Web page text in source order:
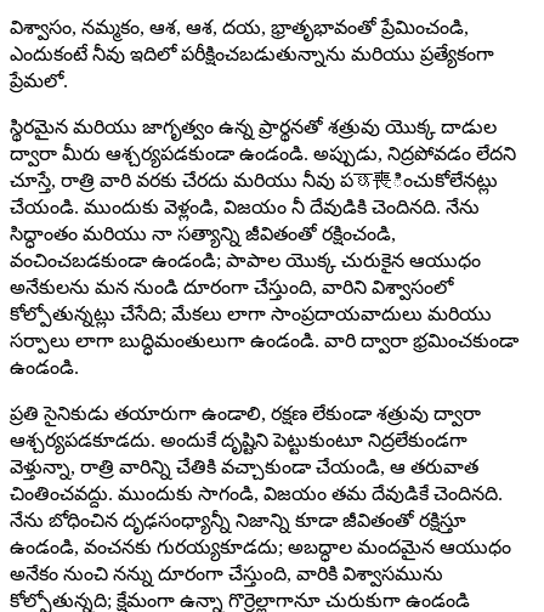
విశ్వాసం, నమ్మకం, ఆశ, ఆశ, దయ, భ్రాతృభావంతో ప్రేమించండి,
ఎందుకంటే నీవు ఇదిలో పరీక్షించబడుతున్నాను మరియు ప్రత్యేకంగా
ప్రేమలో.
స్థిరమైన మరియు జాగృత్వం ఉన్న ప్రార్థనతో శత్రువు యొక్క దాడుల
ద్వారా మీరు ఆశ్చర్యపడకుండా ఉండండి. అప్పుడు, నిద్రపోవడం లేదని
చూస్తే, రాత్రి వారి వరకు చేరదు మరియు నీవు పछ喪ించుకోలేనట్లు
చేయండి. ముందుకు వెళ్లండి, విజయం నీ దేవుడికి చెందినది. నేను
సిద్ధాంతం మరియు నా సత్యాన్ని జీవితంతో రక్షించండి,
వంచించబడకుండా ఉండండి; పాపాల యొక్క చురుకైన ఆయుధం
అనేకులను మన నుండి దూరంగా చేస్తుంది, వారిని విశ్వాసంలో
కోల్పోతున్నట్లు చేసేది; మేకలు లాగా సాంప్రదాయవాదులు మరియు
సర్పాలు లాగా బుద్ధిమంతులుగా ఉండండి. వారి ద్వారా భ్రమించకుండా
ఉండండి.
ప్రతి సైనికుడు తయారుగా ఉండాలి, రక్షణ లేకుండా శత్రువు ద్వారా
ఆశ్చర్యపడకూడదు. అందుకే దృష్టిని పెట్టుకుంటూ నిద్రలేకుండగా
వెళ్తున్నా, రాత్రి వారిన్ని చేతికి వచ్చాకుండా చేయండి, ఆ తరువాత
చింతించవద్దు. ముందుకు సాగండి, విజయం తమ దేవుడికే చెందినది.
నేను బోధించిన దృఢసంధ్యాన్నీ నిజాన్ని కూడా జీవితంతో రక్షిస్తూ
ఉండండి, వంచనకు గురయ్యకూడదు; అబద్ధాల మందమైన ఆయుధం
అనేకం నుంచి నన్ను దూరంగా చేస్తుంది, వారికి విశ్వాసమును
కోల్పోతున్నది; క్షేమంగా ఉన్నా గొర్రెల్లాగానూ చురుకుగా ఉండండి